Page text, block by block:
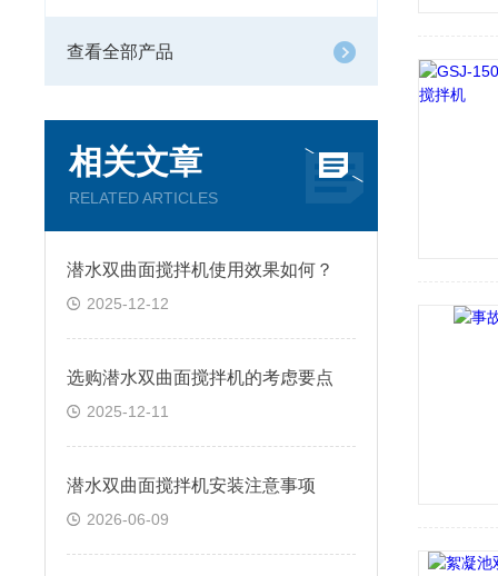
查看全部产品
相关文章
RELATED ARTICLES
潜水双曲面搅拌机使用效果如何？
2025-12-12
选购潜水双曲面搅拌机的考虑要点
2025-12-11
潜水双曲面搅拌机安装注意事项
2026-06-09